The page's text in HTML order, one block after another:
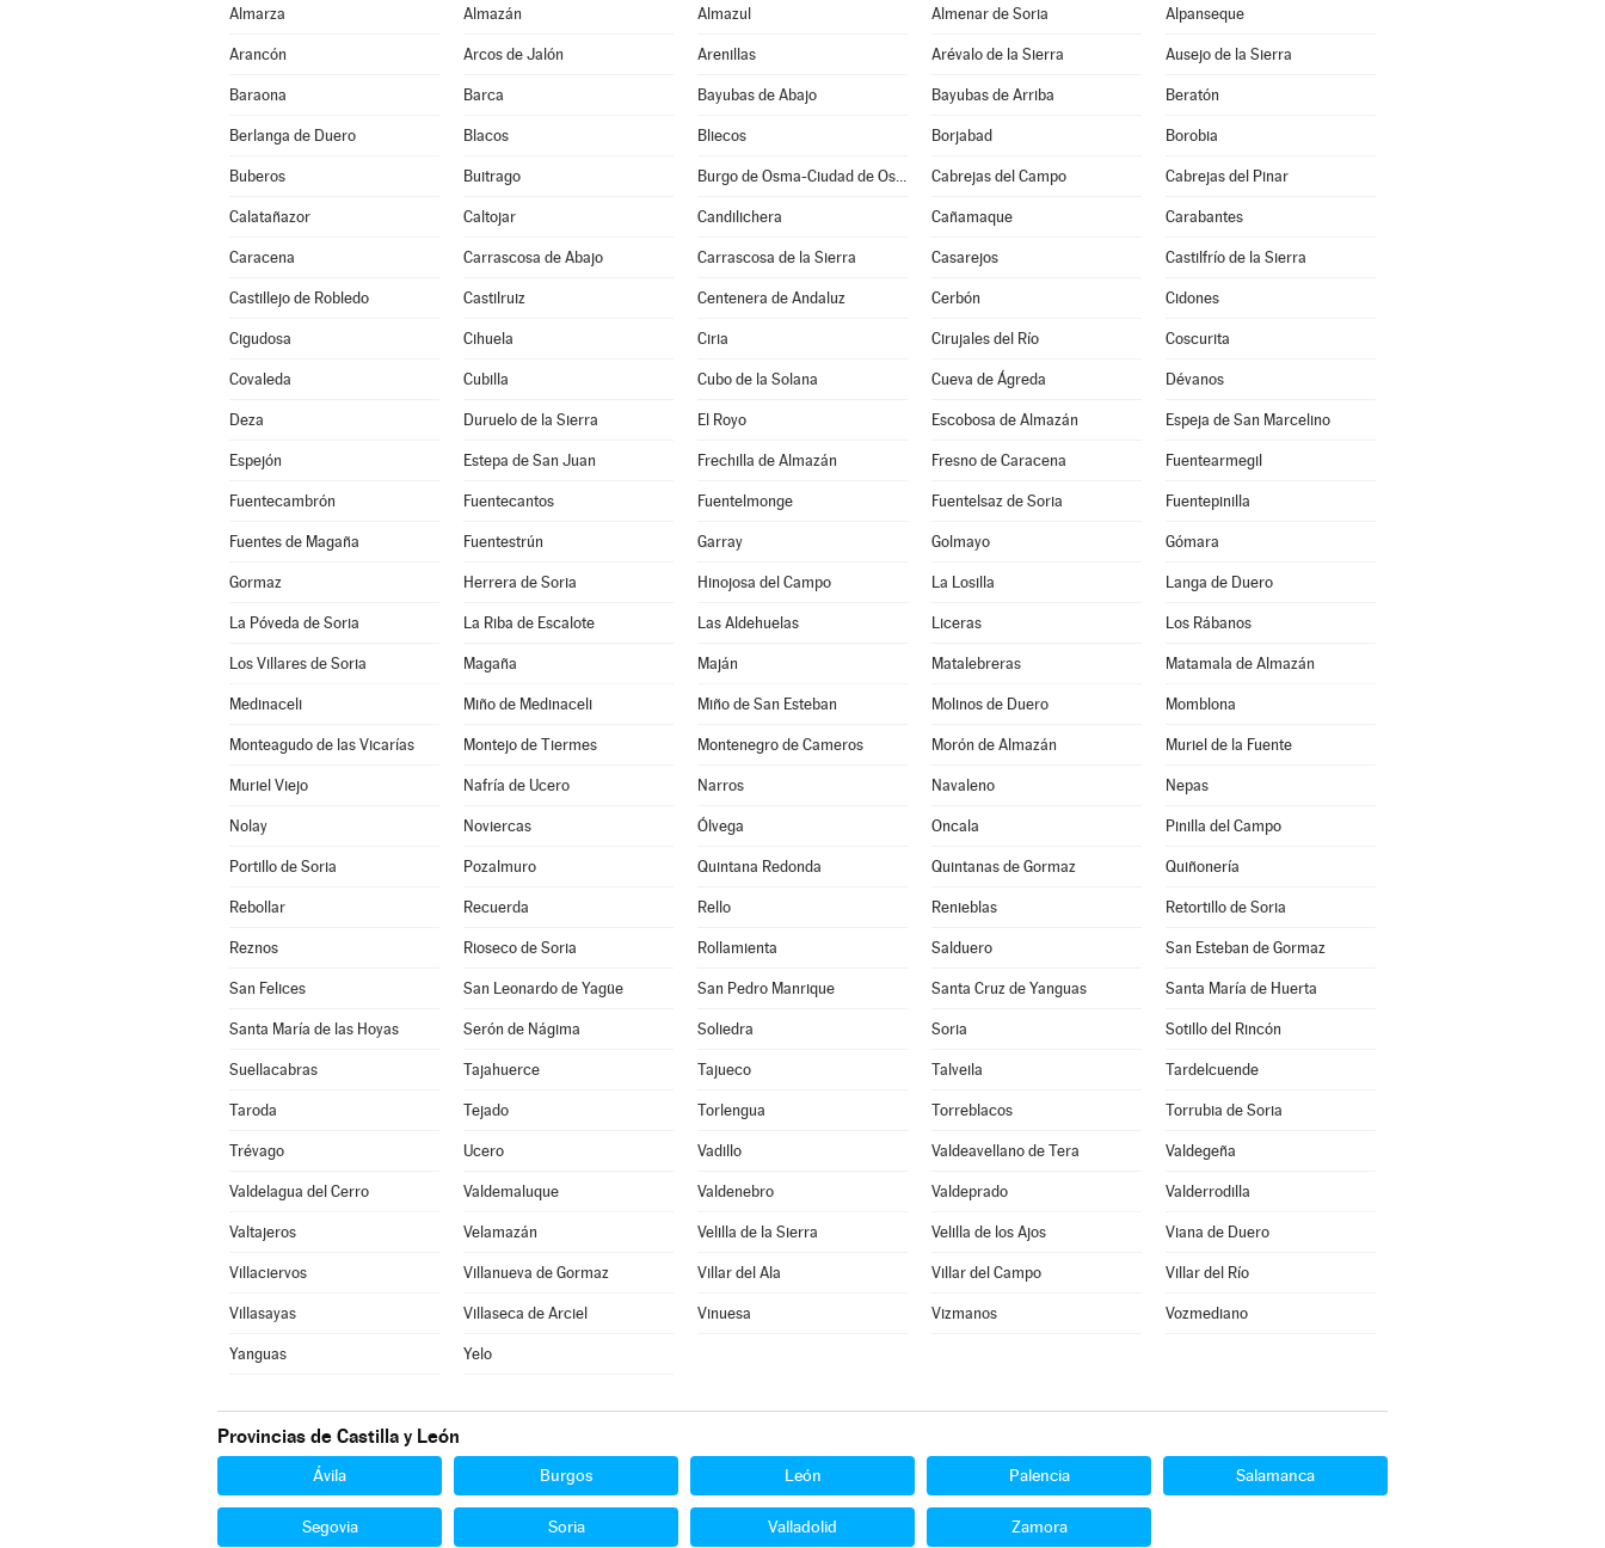
Almarza Almazán Almazul Almenar de Soria Alpanseque
Arancón Arcos de Jalón Arenillas Arévalo de la Sierra Ausejo de la Sierra
Baraona Barca Bayubas de Abajo Bayubas de Arriba Beratón
Berlanga de Duero Blacos Bliecos Borjabad Borobia
Buberos Buitrago Burgo de Osma-Ciudad de Osma Cabrejas del Campo Cabrejas del Pinar
Calatañazor Caltojar Candilichera Cañamaque Carabantes
Caracena Carrascosa de Abajo Carrascosa de la Sierra Casarejos Castilfrío de la Sierra
Castillejo de Robledo Castilruiz Centenera de Andaluz Cerbón Cidones
Cigudosa Cihuela Ciria Cirujales del Río Coscurita
Covaleda Cubilla Cubo de la Solana Cueva de Ágreda Dévanos
Deza Duruelo de la Sierra El Royo Escobosa de Almazán Espeja de San Marcelino
Espejón Estepa de San Juan Frechilla de Almazán Fresno de Caracena Fuentearmegil
Fuentecambrón Fuentecantos Fuentelmonge Fuentelsaz de Soria Fuentepinilla
Fuentes de Magaña Fuentestrún Garray Golmayo Gómara
Gormaz Herrera de Soria Hinojosa del Campo La Losilla Langa de Duero
La Póveda de Soria La Riba de Escalote Las Aldehuelas Liceras Los Rábanos
Los Villares de Soria Magaña Maján Matalebreras Matamala de Almazán
Medinaceli Miño de Medinaceli Miño de San Esteban Molinos de Duero Momblona
Monteagudo de las Vicarías Montejo de Tiermes Montenegro de Cameros Morón de Almazán Muriel de la Fuente
Muriel Viejo Nafría de Ucero Narros Navaleno Nepas
Nolay Noviercas Ólvega Oncala Pinilla del Campo
Portillo de Soria Pozalmuro Quintana Redonda Quintanas de Gormaz Quiñonería
Rebollar Recuerda Rello Renieblas Retortillo de Soria
Reznos Rioseco de Soria Rollamienta Salduero San Esteban de Gormaz
San Felices San Leonardo de Yagüe San Pedro Manrique Santa Cruz de Yanguas Santa María de Huerta
Santa María de las Hoyas Serón de Nágima Soliedra Soria Sotillo del Rincón
Suellacabras Tajahuerce Tajueco Talveila Tardelcuende
Taroda Tejado Torlengua Torreblacos Torrubia de Soria
Trévago Ucero Vadillo Valdeavellano de Tera Valdegeña
Valdelagua del Cerro Valdemaluque Valdenebro Valdeprado Valderrodilla
Valtajeros Velamazán Velilla de la Sierra Velilla de los Ajos Viana de Duero
Villaciervos Villanueva de Gormaz Villar del Ala Villar del Campo Villar del Río
Villasayas Villaseca de Arciel Vinuesa Vizmanos Vozmediano
Yanguas Yelo
Provincias de Castilla y León
Ávila Burgos León Palencia Salamanca
Segovia Soria Valladolid Zamora